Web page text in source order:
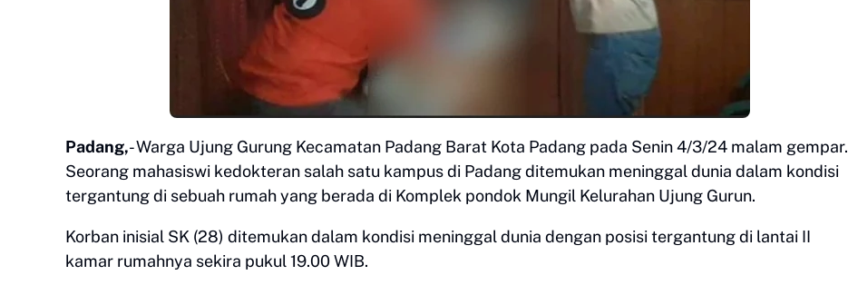
Padang,- Warga Ujung Gurung Kecamatan Padang Barat Kota Padang pada Senin 4/3/24 malam gempar.
Seorang mahasiswi kedokteran salah satu kampus di Padang ditemukan meninggal dunia dalam kondisi
tergantung di sebuah rumah yang berada di Komplek pondok Mungil Kelurahan Ujung Gurun.
Korban inisial SK (28) ditemukan dalam kondisi meninggal dunia dengan posisi tergantung di lantai II
kamar rumahnya sekira pukul 19.00 WIB.